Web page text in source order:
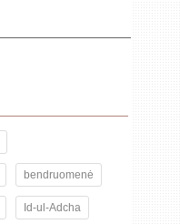
bendruomenė
Id-ul-Adcha